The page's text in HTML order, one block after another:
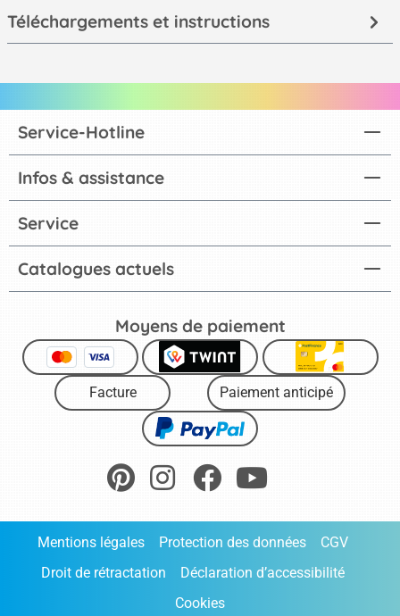
Téléchargements et instructions
Catalogues actuels
Service-Hotline
Infos & assistance
Service
Moyens de paiement
Facture Paiement anticipé
Mentions légales Protection des données
CGV
Droit de rétractation
Déclaration d’accessibilité
Cookies